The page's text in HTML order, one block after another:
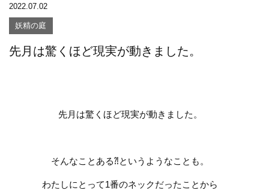
2022.07.02
妖精の庭
先月は驚くほど現実が動きました。
先月は驚くほど現実が動きました。
そんなことある⁈というようなことも。
わたしにとって1番のネックだったことから